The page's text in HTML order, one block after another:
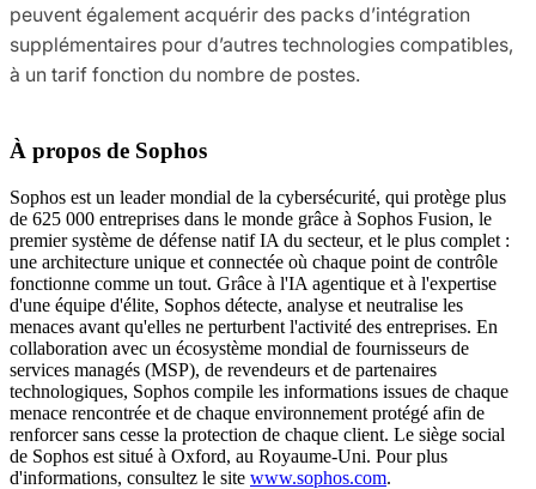
peuvent également acquérir des packs d’intégration
supplémentaires pour d’autres technologies compatibles,
à un tarif fonction du nombre de postes.
À propos de Sophos
Sophos est un leader mondial de la cybersécurité, qui protège plus
de 625 000 entreprises dans le monde grâce à Sophos Fusion, le
premier système de défense natif IA du secteur, et le plus complet :
une architecture unique et connectée où chaque point de contrôle
fonctionne comme un tout. Grâce à l'IA agentique et à l'expertise
d'une équipe d'élite, Sophos détecte, analyse et neutralise les
menaces avant qu'elles ne perturbent l'activité des entreprises. En
collaboration avec un écosystème mondial de fournisseurs de
services managés (MSP), de revendeurs et de partenaires
technologiques, Sophos compile les informations issues de chaque
menace rencontrée et de chaque environnement protégé afin de
renforcer sans cesse la protection de chaque client. Le siège social
de Sophos est situé à Oxford, au Royaume-Uni. Pour plus
d'informations, consultez le site www.sophos.com.